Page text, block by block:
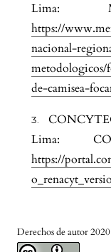
Derechos de autor
Lima:
https://
nacional-
de-camisea-
Lima:
https://